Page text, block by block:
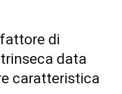
di
data
caratteristica